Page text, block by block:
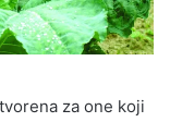
za one koji